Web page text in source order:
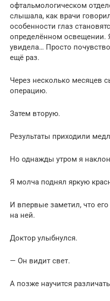
офтальмологическом
слышала, как врачи
особенности глаз
определённом освещении.
увидела… Просто
ещё раз.
Через несколько месяцев
операцию.
Затем вторую.
Результаты приходили
Но однажды утром я
Я молча поднял яркую
И впервые заметил, что
на ней.
Доктор улыбнулся.
— Он видит свет.
А позже научится